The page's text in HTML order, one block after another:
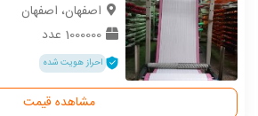
اصفهان، اصفهان
1000000 عدد
احراز هویت شده
مشاهده قیمت